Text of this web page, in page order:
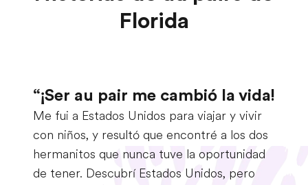
Florida
“¡Ser au pair me cambió la vida!
Me fui a Estados Unidos para viajar y vivir
con niños, y resultó que encontré a los dos
hermanitos que nunca tuve la oportunidad
de tener. Descubrí Estados Unidos, pero